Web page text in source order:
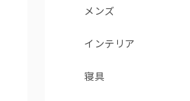
メンズ
インテリア
寝具